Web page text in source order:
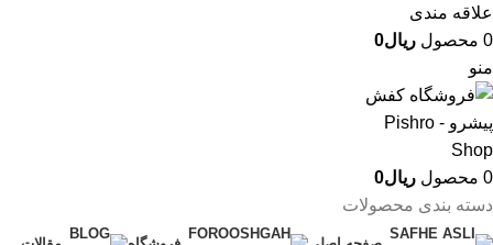
علاقه مندی
0 محصول ریال0
منو
0 محصول ریال0
دسته بندی محصولات